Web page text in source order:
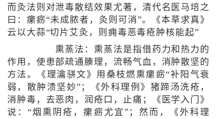
而灸法则对泄毒散结效果尤著，清代名医马培之
曰：瘰疬“未成脓者，灸则可消”。《本草求真》
云以大蒜“切片艾灸，则痈毒恶毒疮肿核能起”
熏蒸法：熏蒸法是指借药力和热力的
作用，使患部疏通腠理，流畅气血，消肿散坚的
方法。《理瀹骈文》用桑枝燃熏瘰疬“补阳气衰
弱，散肿溃坚妙”；《外科理例》猪蹄汤洗疮，
消肿毒，去恶肉，润疮口，止痛；《医学入门》
说：“烟熏阴疮，瘰疬尤宜”；然而，《外科理